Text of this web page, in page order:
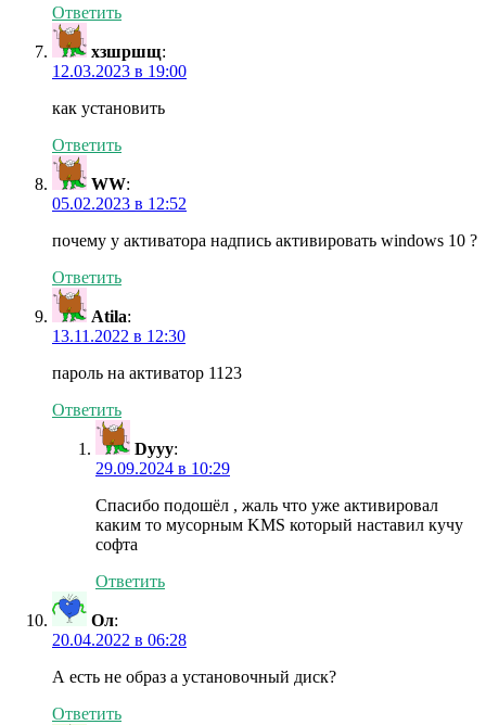
Ответить
хзшршщ:
12.03.2023 в 19:00
как установить
Ответить
WW:
05.02.2023 в 12:52
почему у активатора надпись активировать windows 10 ?
Ответить
Atila:
13.11.2022 в 12:30
пароль на активатор 1123
Ответить
Dyyy:
29.09.2024 в 10:29
Спасибо подошёл , жаль что уже активировал
каким то мусорным KMS который наставил кучу
софта
Ответить
Ол:
20.04.2022 в 06:28
А есть не образ а установочный диск?
Ответить